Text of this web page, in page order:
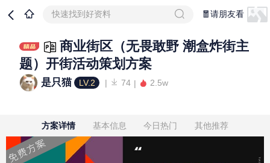
快速找到好资料 🧧请朋友看
商业街区（无畏敢野 潮盒炸街主
题）开街活动策划方案
是只猫 LV.2 74 2.5w
方案详情 基本信息 今日热门 其他推荐